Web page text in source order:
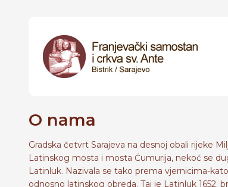
O nama
Gradska četvrt Sarajeva na desnoj obali rijeke
Latinskog mosta i mosta Ćumurija, nekoć se
Latinluk. Nazivala se tako prema vjernicima-
odnosno latinskog obreda. Taj je Latinluk 1652.